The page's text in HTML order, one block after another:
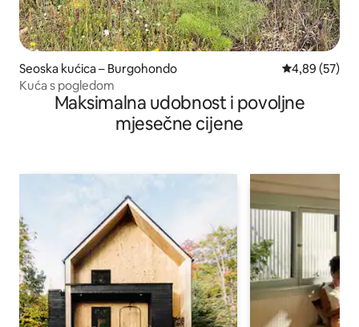
Seoska kućica – Burgohondo Prosječna
4,89 (57)
Kuća s pogledom
Maksimalna udobnost i povoljne
mjesečne cijene